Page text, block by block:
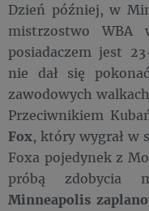
Dzień później, w
mistrzostwo WBA
posiadaczem jest
nie dał się
zawodowych
Przeciwnikiem
Fox, który wygrał w
Foxa pojedynek z
próbą zdobycia
Minneapolis